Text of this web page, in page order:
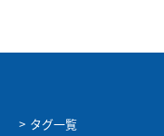
タグ一覧